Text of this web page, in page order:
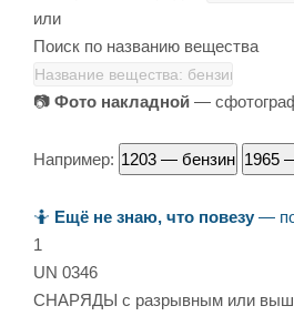
или
Поиск по названию вещества
📷 Фото накладной —
Например: 1203 — бензин 1965
🤷 Ещё не знаю, что повезу —
1
UN 0346
СНАРЯДЫ с разрывным или